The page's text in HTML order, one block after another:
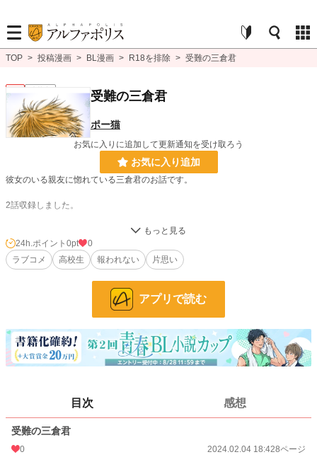
TOP > 投稿漫画 > BL漫画 > R18を排除 > 受難の三倉君
受難の三倉君
ポー猫
お気に入りに追加して更新通知を受け取ろう
お気に入り追加
彼女のいる親友に惚れている三倉君のお話です。
2話収録しました。
本編はギャグ多め、続編は少し切ない感じです。
BL漫画 1,406 位 / 1,406 件
1,080 位 / 1,080 件
24h.ポイント 0 pt
ページ数 40
2021.02.27 21:47
週間ポイント 0 pt (1,406 位)
24h.ポイント 0pt
0
ラブコメ
高校生 報われない 片思い
アプリで読む
目次 感想
受難の三倉君
0 2024.02.04 18:428ページ